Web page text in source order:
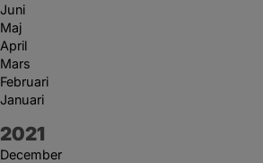
Juni
Maj
April
Mars
Februari
Januari
År:
2021
December